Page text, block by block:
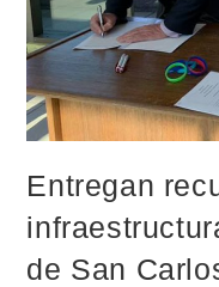
Entregan
de San